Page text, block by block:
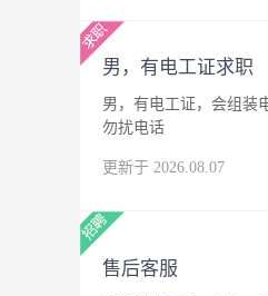
男，有电工证求职
男，有电工证，会组装
勿扰电话
更新于 2026.08.07
售后客服